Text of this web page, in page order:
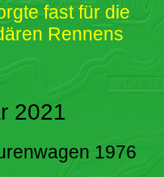
fast für die
Rennens
2021
1976